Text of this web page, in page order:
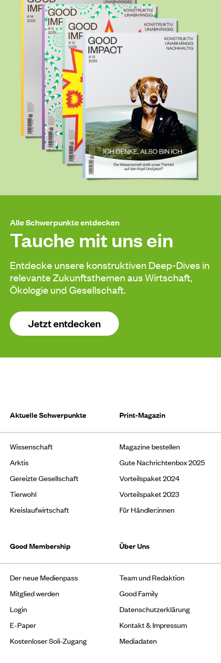
Alle Schwerpunkte entdecken
Tauche mit uns ein
Entdecke unsere konstruktiven Deep-Dives in
relevante Zukunftsthemen aus Wirtschaft,
Ökologie und Gesellschaft.
Jetzt entdecken
Aktuelle Schwerpunkte
Wissenschaft
Arktis
Gereizte Gesellschaft
Tierwohl
Kreislaufwirtschaft
Print-Magazin
Magazine bestellen
Gute Nachrichtenbox 2025
Vorteilspaket 2024
Vorteilspaket 2023
Für Händler:innen
Good Membership
Der neue Medienpass
Mitglied werden
Login
E-Paper
Kostenloser Soli-Zugang
Über Uns
Team und Redaktion
Good Family
Datenschutzerklärung
Kontakt & Impressum
Mediadaten